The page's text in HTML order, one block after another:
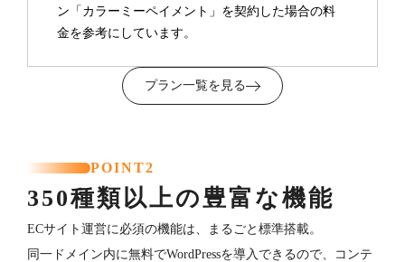
ン「カラーミーペイメント」を契約した場合の料
金を参考にしています。
プラン一覧を見る
POINT2
350種類以上の豊富な機能
ECサイト運営に必須の機能は、まるごと標準搭載。
同一ドメイン内に無料でWordPressを導入できるので、コンテ